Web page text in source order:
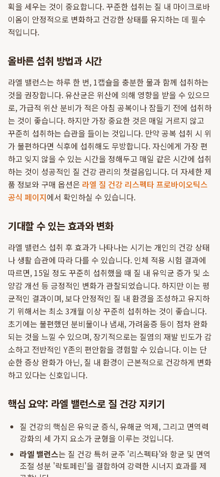
획을 세우는 것이 중요합니다. 꾸준한 섭취는 질 내 마이크로바
이옴이 안정적으로 변화하고 건강한 상태를 유지하는 데 필수
적입니다.
올바른 섭취 방법과 시간
라엘 밸런스는 하루 한 번, 1캡슐을 충분한 물과 함께 섭취하는
것을 권장합니다. 유산균은 위산에 의해 영향을 받을 수 있으므
로, 가급적 위산 분비가 적은 아침 공복이나 잠들기 전에 섭취하
는 것이 좋습니다. 하지만 가장 중요한 것은 매일 거르지 않고
꾸준히 섭취하는 습관을 들이는 것입니다. 만약 공복 섭취 시 위
가 불편하다면 식후에 섭취해도 무방합니다. 자신에게 가장 편
하고 잊지 않을 수 있는 시간을 정해두고 매일 같은 시간에 섭취
하는 것이 성공적인 질 건강 관리의 첫걸음입니다. 더 자세한 제
품 정보와 구매 옵션은 라엘 질 건강 리스펙타 프로바이오틱스
공식 페이지에서 확인하실 수 있습니다.
기대할 수 있는 효과와 변화
라엘 밸런스 섭취 후 효과가 나타나는 시기는 개인의 건강 상태
나 생활 습관에 따라 다를 수 있습니다. 인체 적용 시험 결과에
따르면, 15일 정도 꾸준히 섭취했을 때 질 내 유익균 증가 및 소
양감 개선 등 긍정적인 변화가 관찰되었습니다. 하지만 이는 평
균적인 결과이며, 보다 안정적인 질 내 환경을 조성하고 유지하
기 위해서는 최소 3개월 이상 꾸준히 섭취하는 것이 좋습니다.
초기에는 불편했던 분비물이나 냄새, 가려움증 등이 점차 완화
되는 것을 느낄 수 있으며, 장기적으로는 질염의 재발 빈도가 감
소하고 전반적인 Y존의 편안함을 경험할 수 있습니다. 이는 단
순한 증상 완화가 아닌, 질 내 환경이 근본적으로 건강하게 변화
하고 있다는 신호입니다.
핵심 요약: 라엘 밸런스로 질 건강 지키기
질 건강의 핵심은 유익균 증식, 유해균 억제, 그리고 면역력
강화의 세 가지 요소가 균형을 이루는 것입니다.
라엘 밸런스는 질 건강 특허 균주 '리스펙타'와 항균 및 면역
조절 성분 '락토페린'을 결합하여 강력한 시너지 효과를 제